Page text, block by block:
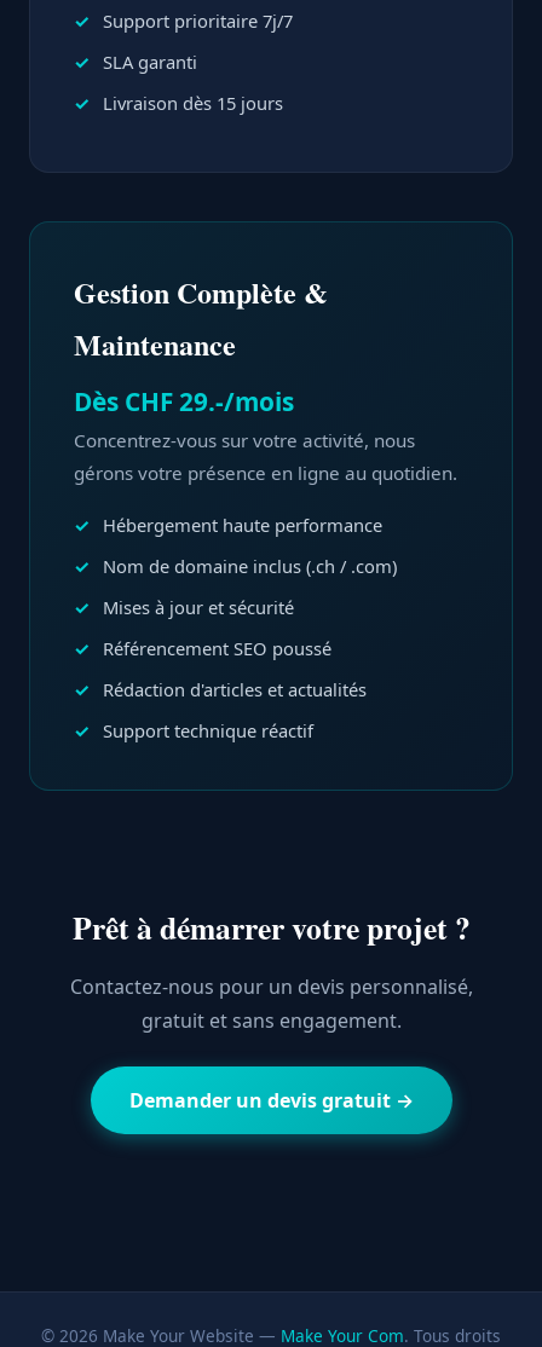
Support prioritaire 7j/7
SLA garanti
Livraison dès 15 jours
Gestion Complète &
Maintenance
Dès CHF 29.-/mois
Concentrez-vous sur votre activité, nous
gérons votre présence en ligne au quotidien.
Hébergement haute performance
Nom de domaine inclus (.ch / .com)
Mises à jour et sécurité
Référencement SEO poussé
Rédaction d'articles et actualités
Support technique réactif
Prêt à démarrer votre projet ?
Contactez-nous pour un devis personnalisé,
gratuit et sans engagement.
Demander un devis gratuit →
© 2026 Make Your Website — Make Your Com. Tous droits